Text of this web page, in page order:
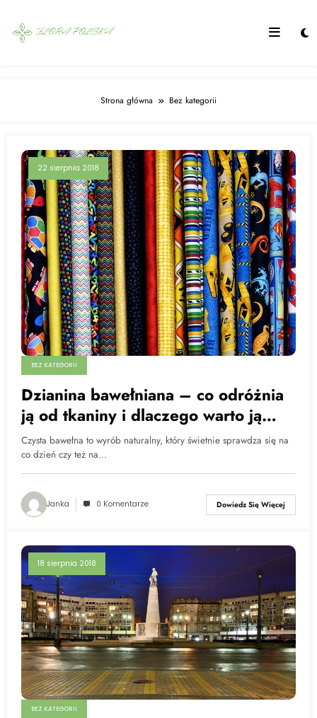
content
Strona główna Bez kategorii
22 sierpnia 2018
BEZ KATEGORII
Dzianina bawełniana – co odróżnia
ją od tkaniny i dlaczego warto ją
wybrać?
Czysta bawełna to wyrób naturalny, który świetnie sprawdza się na
co dzień czy też na…
Janka 0 Komentarze Dowiedz Się Więcej
18 sierpnia 2018
BEZ KATEGORII